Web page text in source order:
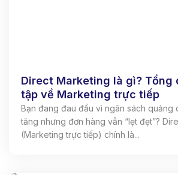
Direct Marketing là gì? Tổng
tập về Marketing trực tiếp
Bạn đang đau đầu vì ngân sách quảng
tăng nhưng đơn hàng vẫn “lẹt đẹt”?
(Marketing trực tiếp) chính là...